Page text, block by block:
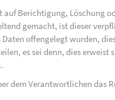
auf Berichtigung, Löschung
gemacht, ist dieser
Daten offengelegt wurden,
es sei denn, dies
dem Verantwortlichen das